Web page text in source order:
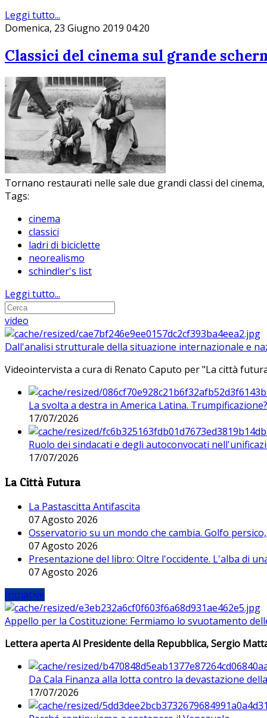
Leggi tutto...
Domenica, 23 Giugno 2019 04:20
Classici del cinema sul grande
Tornano restaurati nelle sale due grandi classi del cinema,
Tags:
cinema
classici
ladri di biciclette
neorealismo
schindler's list
Leggi tutto...
video
Dall'analisi strutturale della situazione internazionale e
Videointervista a cura di Renato Caputo per "La città
La svolta a destra in America Latina. Trumpificazione?
17/07/2026
Ruolo dei sindacati e degli autoconvocati
17/07/2026
La Città Futura
La Pastascitta Antifascita
07 Agosto 2026
Osservatorio su un mondo che cambia. Golfo
07 Agosto 2026
Presentazione del libro: Oltre l'occidente. L'alba di
07 Agosto 2026
Iniziative
Appello per la Costituzione: Fermiamo lo svuotamento
Lettera aperta Al Presidente della Repubblica, Sergio
Da Cala Finanza alla lotta contro la devastazione
17/07/2026